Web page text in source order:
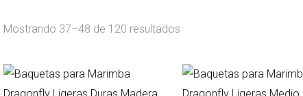
Mostrando 37–48 de 120 resultados